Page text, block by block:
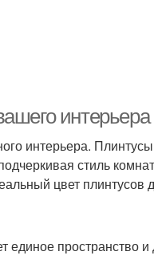
интерьера
интерьера.
стиль
цвет плинтусов
единое пространство и